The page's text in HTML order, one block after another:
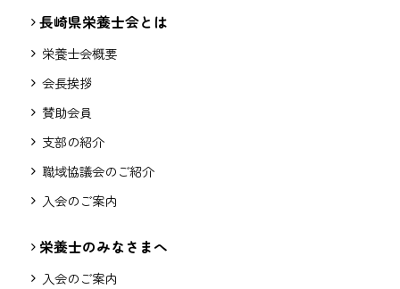
長崎県栄養士会とは
栄養士会概要
会長挨拶
賛助会員
支部の紹介
職域協議会のご紹介
入会のご案内
栄養士のみなさまへ
入会のご案内